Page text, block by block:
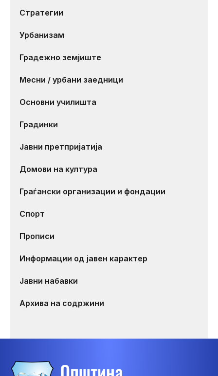
Стратегии
Урбанизам
Градежно земјиште
Месни / урбани заедници
Основни училишта
Градинки
Јавни претпријатија
Домови на култура
Граѓански организации и фондации
Спорт
Прописи
Информации од јавен карактер
Јавни набавки
Архива на содржини